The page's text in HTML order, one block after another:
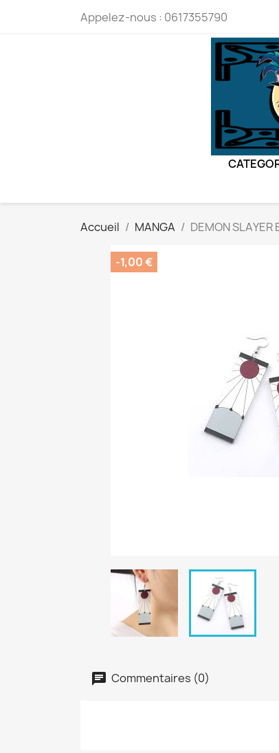
Appelez-nous : 0617355790
Accueil MANGA DEMON SLAYER
-1,00 €
Commentaires (0)